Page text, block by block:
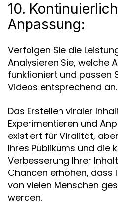
10.
Anpassung:
Verfolgen Sie die
Analysieren Sie, welche
funktioniert und passen
Videos entsprechend an.
Das Erstellen viraler
Experimentieren und
existiert für Viralität,
Ihres Publikums und die
Verbesserung Ihrer
Chancen erhöhen, dass
von vielen Menschen
werden.